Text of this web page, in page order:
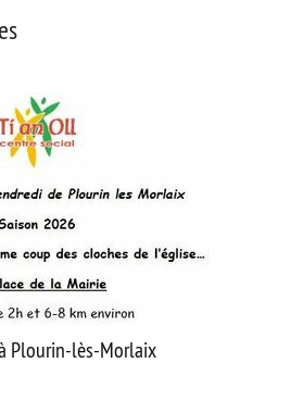
Plourin-lès-Morlaix